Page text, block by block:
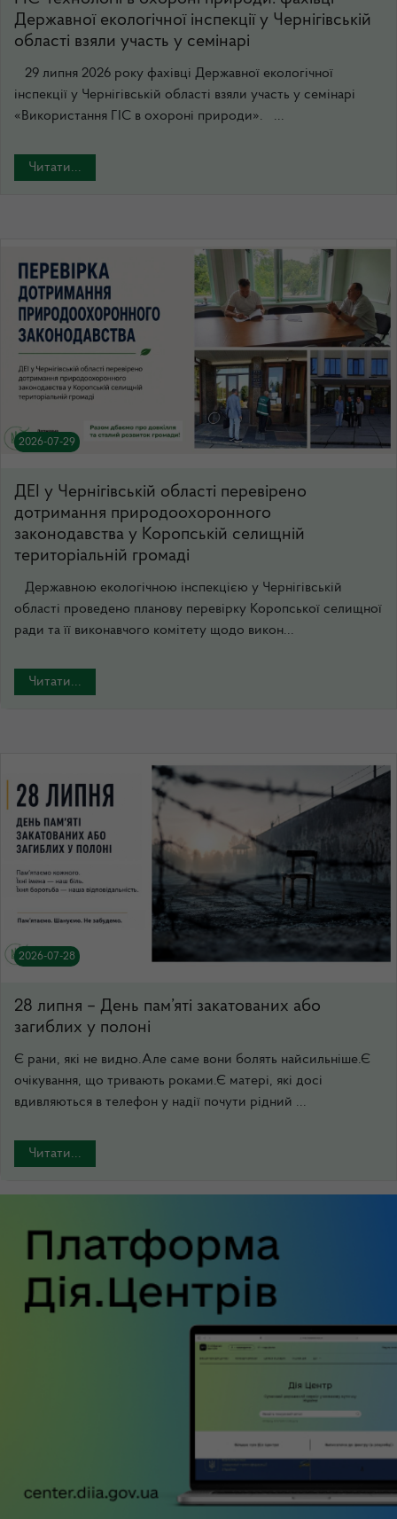
Державної екологічної інспекції у Чернігівській
області взяли участь у семінарі
29 липня 2026 року фахівці Державної екологічної
інспекції у Чернігівській області взяли участь у семінарі
«Використання ГІС в охороні природи». ...
Читати...
2026-07-29
ДЕІ у Чернігівській області перевірено
дотримання природоохоронного
законодавства у Коропській селищній
територіальній громаді
Державною екологічною інспекцією у Чернігівській
області проведено планову перевірку Коропської селищної
ради та її виконавчого комітету щодо викон...
Читати...
2026-07-28
28 липня – День пам’яті закатованих або
загиблих у полоні
Є рани, які не видно.Але саме вони болять найсильніше.Є
очікування, що тривають роками.Є матері, які досі
вдивляються в телефон у надії почути рідний ...
Читати...